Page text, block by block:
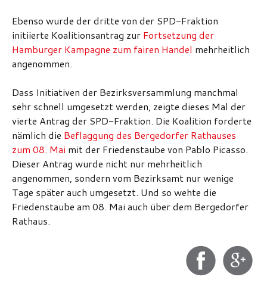
Ebenso wurde der dritte von der SPD-Fraktion
initiierte Koalitionsantrag zur Fortsetzung der
Hamburger Kampagne zum fairen Handel mehrheitlich
angenommen.
Dass Initiativen der Bezirksversammlung manchmal
sehr schnell umgesetzt werden, zeigte dieses Mal der
vierte Antrag der SPD-Fraktion. Die Koalition forderte
nämlich die Beflaggung des Bergedorfer Rathauses
zum 08. Mai mit der Friedenstaube von Pablo Picasso.
Dieser Antrag wurde nicht nur mehrheitlich
angenommen, sondern vom Bezirksamt nur wenige
Tage später auch umgesetzt. Und so wehte die
Friedenstaube am 08. Mai auch über dem Bergedorfer
Rathaus.